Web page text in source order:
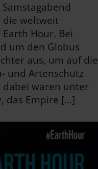
die weltweit
Hour. Bei
um den Globus
aus, um auf die
und Artenschutz
dabei waren unter
das Empire […]